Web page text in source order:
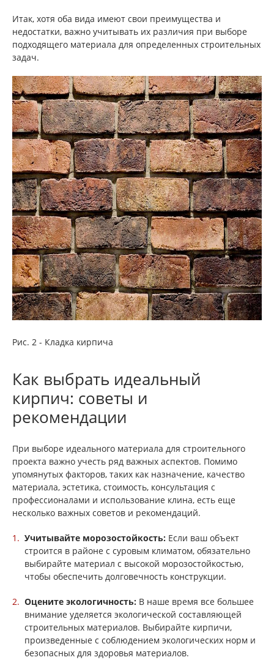
Итак, хотя оба вида имеют свои преимущества и
недостатки, важно учитывать их различия при выборе
подходящего материала для определенных строительных
задач.
Рис. 2 - Кладка кирпича
Как выбрать идеальный
кирпич: советы и
рекомендации
При выборе идеального материала для строительного
проекта важно учесть ряд важных аспектов. Помимо
упомянутых факторов, таких как назначение, качество
материала, эстетика, стоимость, консультация с
профессионалами и использование клина, есть еще
несколько важных советов и рекомендаций.
Учитывайте морозостойкость: Если ваш объект
строится в районе с суровым климатом, обязательно
выбирайте материал с высокой морозостойкостью,
чтобы обеспечить долговечность конструкции.
Оцените экологичность: В наше время все большее
внимание уделяется экологической составляющей
строительных материалов. Выбирайте кирпичи,
произведенные с соблюдением экологических норм и
безопасных для здоровья материалов.